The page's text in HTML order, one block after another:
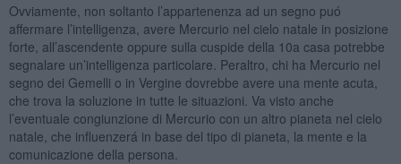
Ovviamente, non soltanto l’appartenenza ad un segno puó
affermare l’intelligenza, avere Mercurio nel cielo natale in posizione
forte, all’ascendente oppure sulla cuspide della 10a casa potrebbe
segnalare un’intelligenza particolare. Peraltro, chi ha Mercurio nel
segno dei Gemelli o in Vergine dovrebbe avere una mente acuta,
che trova la soluzione in tutte le situazioni. Va visto anche
l’eventuale congiunzione di Mercurio con un altro pianeta nel cielo
natale, che influenzerá in base del tipo di pianeta, la mente e la
comunicazione della persona.